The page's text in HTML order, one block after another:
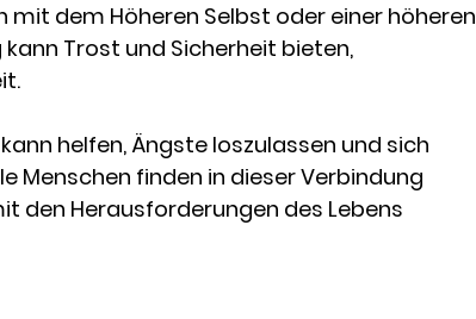
dem Höheren Selbst oder einer höheren
Trost und Sicherheit bieten,
helfen, Ängste loszulassen und sich
Menschen finden in dieser Verbindung
den Herausforderungen des Lebens